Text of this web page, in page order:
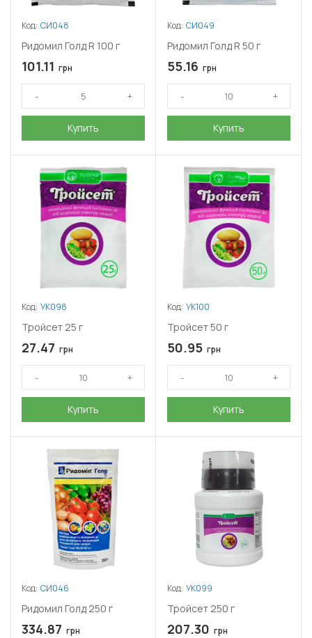
Код: СИ048
Ридомил Голд R 100 г
101.11 грн
Купить
Код: СИ049
Ридомил Голд R 50 г
55.16 грн
Купить
Код: УК098
Тройсет 25 г
27.47 грн
Купить
Код: УК100
Тройсет 50 г
50.95 грн
Купить
Код: СИ046
Ридомил Голд 250 г
334.87 грн
Код: УК099
Тройсет 250 г
207.30 грн